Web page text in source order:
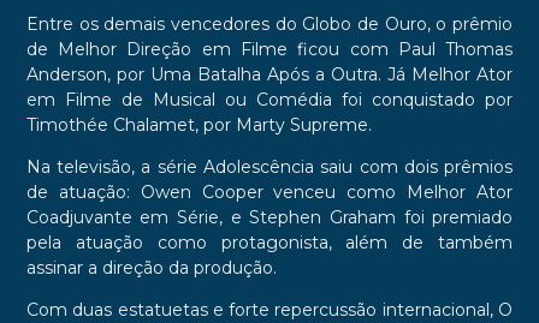
Entre os demais vencedores do Globo de Ouro, o prêmio
de Melhor Direção em Filme ficou com Paul Thomas
Anderson, por Uma Batalha Após a Outra. Já Melhor Ator
em Filme de Musical ou Comédia foi conquistado por
Timothée Chalamet, por Marty Supreme.
Na televisão, a série Adolescência saiu com dois prêmios
de atuação: Owen Cooper venceu como Melhor Ator
Coadjuvante em Série, e Stephen Graham foi premiado
pela atuação como protagonista, além de também
assinar a direção da produção.
Com duas estatuetas e forte repercussão internacional, O